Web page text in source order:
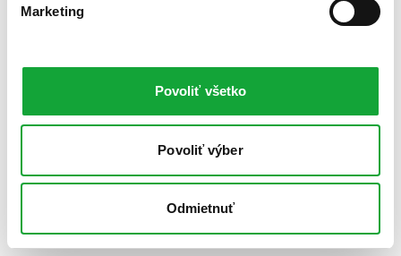
Marketing
Povoliť všetko
Povoliť výber
Odmietnuť